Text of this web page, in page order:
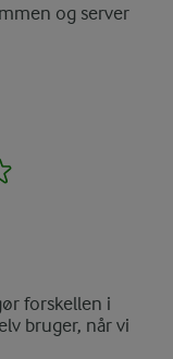
og server
forskellen i
bruger, når vi